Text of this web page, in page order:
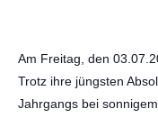
Am Freitag, den
Trotz ihre jüngsten
Jahrgangs bei